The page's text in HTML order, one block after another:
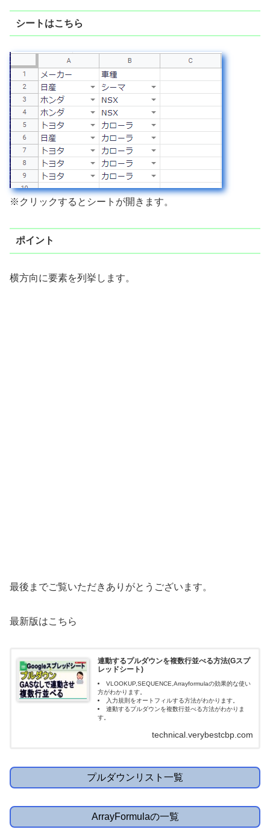
シートはこちら
※クリックするとシートが開きます。
ポイント
横方向に要素を列挙します。
最後までご覧いただきありがとうございます。
最新版はこちら
連動するプルダウンを複数行並べる方法(Gスプ
レッドシート)
VLOOKUP,SEQUENCE,Arrayformulaの効果的な使い
方がわかります。
入力規則をオートフィルする方法がわかります。
連動するプルダウンを複数行並べる方法がわかりま
す。
technical.verybestcbp.com
プルダウンリスト一覧
ArrayFormulaの一覧